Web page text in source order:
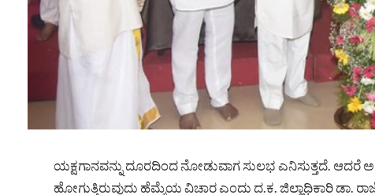
ಯಕ್ಷಗಾನವನ್ನು ದೂರದಿಂದ ನೋಡುವಾಗ ಸುಲಭ ಎನಿಸುತ್ತದೆ. ಆದರೆ
ಹೋಗುತ್ತಿರುವುದು ಹೆಮ್ಮೆಯ ವಿಚಾರ ಎಂದು ದ.ಕ. ಜಿಲ್ಲಾಧಿಕಾರಿ ಡಾ.